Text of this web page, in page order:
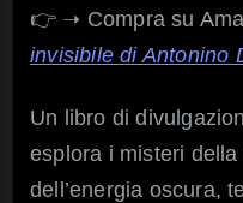
👉 ➝ Compra su
invisibile di Antonino
Un libro di
esplora i misteri
dell’energia oscura,